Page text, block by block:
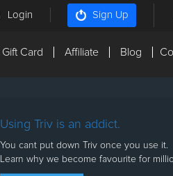
Login Sign Up
Gift Card Affiliate Blog
Using Triv is an addict.
You cant put down Triv once you use it.
Learn why we become favourite for